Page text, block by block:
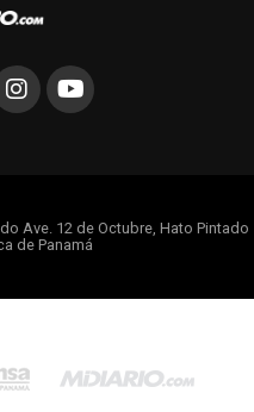
Ave. 12 de Octubre, Hato Pintado
de Panamá